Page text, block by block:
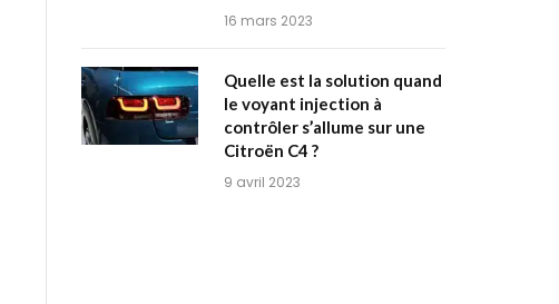
16 mars 2023
Quelle est la solution quand
le voyant injection à
contrôler s’allume sur une
Citroën C4 ?
9 avril 2023